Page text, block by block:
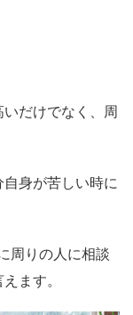
だけでなく、 周
身が苦しい時に
周りの人に相談
ます。